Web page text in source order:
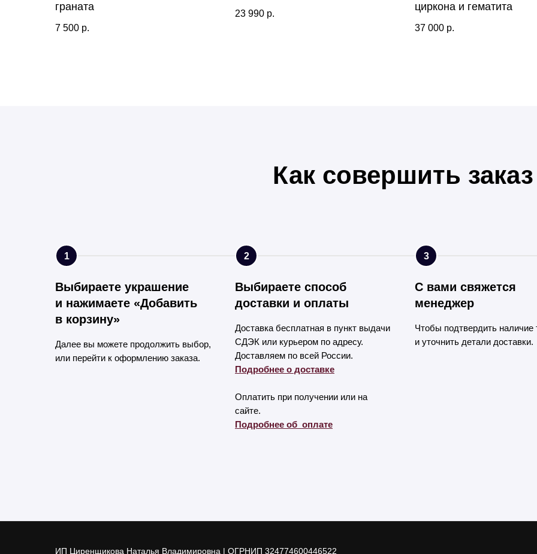
граната
7 500 р.
23 990 р.
циркона и гематита
37 000 р.
Как совершить заказ
1
Выбираете украшение
и нажимаете «Добавить
в корзину»
Далее вы можете продолжить выбор,
или перейти к оформлению заказа.
2
Выбираете способ
доставки и оплаты
Доставка бесплатная в пункт выдачи
СДЭК или курьером по адресу.
Доставляем по всей России.
Подробнее о доставке
Оплатить при получении или на
сайте.
Подробнее об оплате
3
С вами свяжется
менеджер
Чтобы подтвердить наличие
и уточнить детали доставки.
ИП Циренщикова Наталья Владимировна | ОГРНИП 324774600446522